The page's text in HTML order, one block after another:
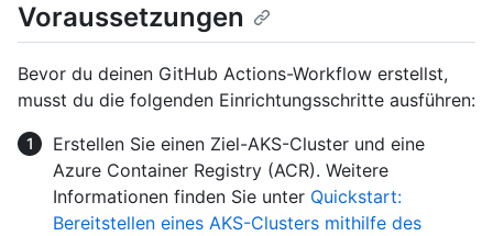
Voraussetzungen
Bevor du deinen GitHub Actions-Workflow erstellst,
musst du die folgenden Einrichtungsschritte ausführen:
Erstellen Sie einen Ziel-AKS-Cluster und eine
Azure Container Registry (ACR). Weitere
Informationen finden Sie unter Quickstart:
Bereitstellen eines AKS-Clusters mithilfe des